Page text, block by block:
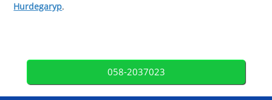
Hurdegaryp.
058-2037023